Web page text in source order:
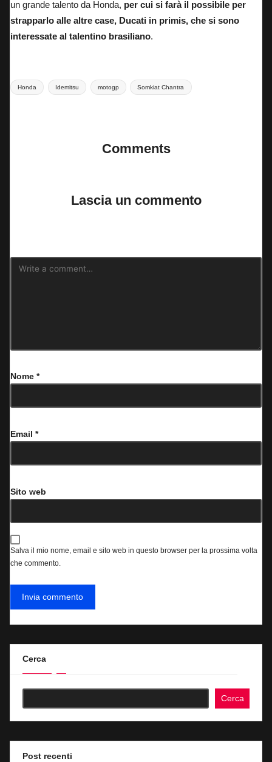
un grande talento da Honda, per cui si farà il possibile per
strapparlo alle altre case, Ducati in primis, che si sono
interessate al talentino brasiliano.
Tags:
Honda Idemitsu motogp Somkiat Chantra
Comments
Lascia un commento
Nome *
Email *
Sito web
Salva il mio nome, email e sito web in questo browser per la prossima volta
che commento.
Cerca
Cerca
Post recenti